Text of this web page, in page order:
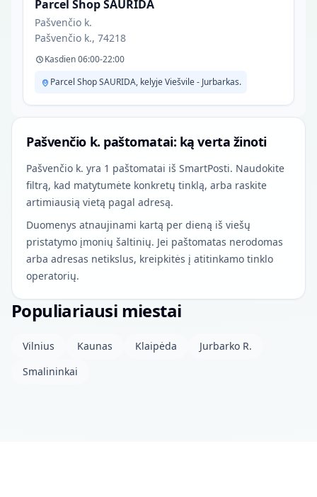
Parcel Shop SAURIDA
Pašvenčio k.
Pašvenčio k., 74218
Kasdien 06:00-22:00
Parcel Shop SAURIDA, kelyje Viešvile - Jurbarkas.
Pašvenčio k. paštomatai: ką verta žinoti
Pašvenčio k. yra 1 paštomatai iš SmartPosti. Naudokite
filtrą, kad matytumėte konkretų tinklą, arba raskite
artimiausią vietą pagal adresą.
Duomenys atnaujinami kartą per dieną iš viešų
pristatymo įmonių šaltinių. Jei paštomatas nerodomas
arba adresas netikslus, kreipkitės į atitinkamo tinklo
operatorių.
Populiariausi miestai
Vilnius Kaunas Klaipėda
Jurbarko R.
Smalininkai